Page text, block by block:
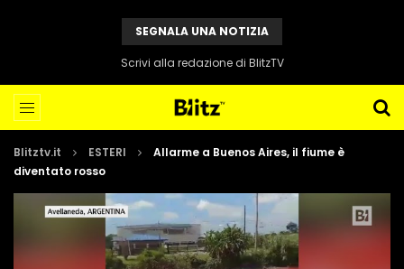
SEGNALA UNA NOTIZIA
Scrivi alla redazione di BlitzTV
Blitztv.it ESTERI
Allarme a Buenos Aires, il fiume è
diventato rosso